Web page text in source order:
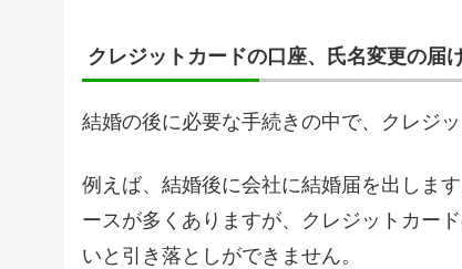
クレジットカードの口座、氏名変更の届
結婚の後に必要な手続きの中で、クレジ
例えば、結婚後に会社に結婚届を出しま
ースが多くありますが、クレジットカー
いと引き落としができません。